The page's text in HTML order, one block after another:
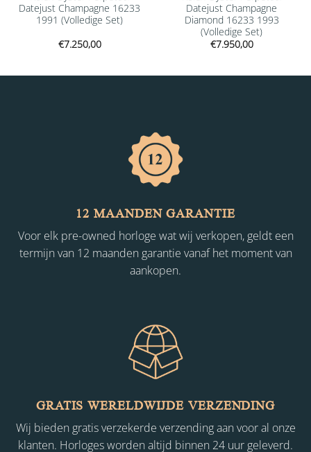
Datejust Champagne 16233
1991 (Volledige Set)
€7.250,00
Datejust Champagne
Diamond 16233 1993
(Volledige Set)
€7.950,00
12 MAANDEN GARANTIE
Voor elk pre-owned horloge wat wij verkopen, geldt een
termijn van 12 maanden garantie vanaf het moment van
aankopen.
GRATIS WERELDWIJDE VERZENDING
Wij bieden gratis verzekerde verzending aan voor al onze
klanten. Horloges worden altijd binnen 24 uur geleverd.